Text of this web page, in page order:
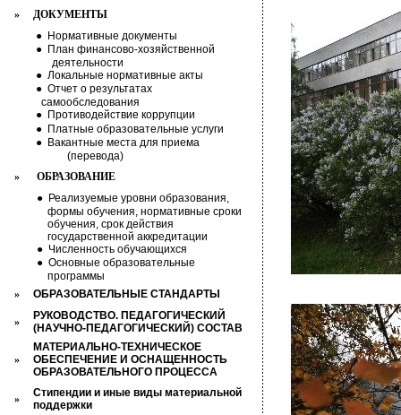
»
ДОКУМЕНТЫ
● Нормативные документы
● План финансово-хозяйственной
деятельности
● Локальные нормативные акты
● Отчет о результатах
самообследования
● Противодействие коррупции
● Платные образовательные услуги
● Вакантные места для приема
(перевода)
»
ОБРАЗОВАНИЕ
● Реализуемые уровни образования,
формы обучения, нормативные сроки
обучения, срок действия
государственной аккредитации
● Численность обучающихся
● Основные образовательные
программы
»
ОБРАЗОВАТЕЛЬНЫЕ СТАНДАРТЫ
»
РУКОВОДСТВО. ПЕДАГОГИЧЕСКИЙ
(НАУЧНО-ПЕДАГОГИЧЕСКИЙ) СОСТАВ
»
МАТЕРИАЛЬНО-ТЕХНИЧЕСКОЕ
ОБЕСПЕЧЕНИЕ И ОСНАЩЕННОСТЬ
ОБРАЗОВАТЕЛЬНОГО ПРОЦЕССА
»
Стипендии и иные виды материальной
поддержки